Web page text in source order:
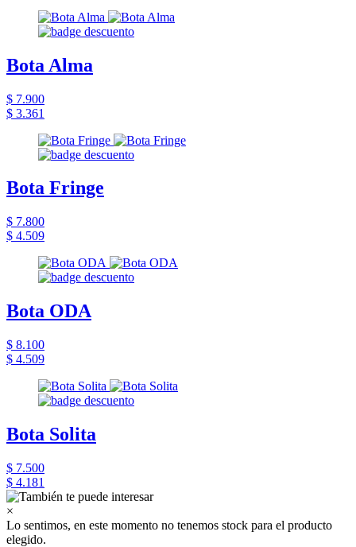
Bota Alma
$ 7.900
$ 3.361
Bota Fringe
$ 7.800
$ 4.509
Bota ODA
$ 8.100
$ 4.509
Bota Solita
$ 7.500
$ 4.181
×
Lo sentimos, en este momento no tenemos stock para el producto
elegido.